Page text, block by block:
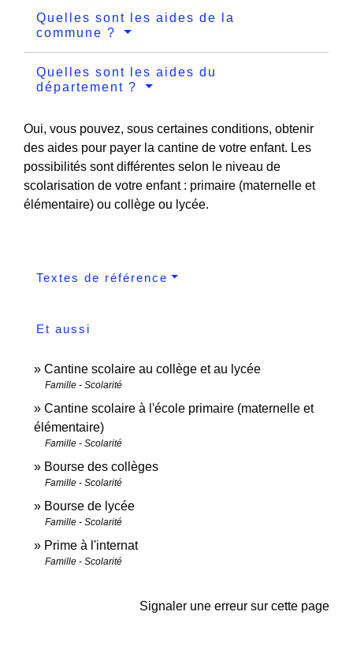
Quelles sont les aides de la
commune ?
Quelles sont les aides du
département ?
Oui, vous pouvez, sous certaines conditions, obtenir
des aides pour payer la cantine de votre enfant. Les
possibilités sont différentes selon le niveau de
scolarisation de votre enfant : primaire (maternelle et
élémentaire) ou collège ou lycée.
Textes de référence
Et aussi
Cantine scolaire au collège et au lycée
Famille - Scolarité
Cantine scolaire à l'école primaire (maternelle et
élémentaire)
Famille - Scolarité
Bourse des collèges
Famille - Scolarité
Bourse de lycée
Famille - Scolarité
Prime à l'internat
Famille - Scolarité
Signaler une erreur sur cette page